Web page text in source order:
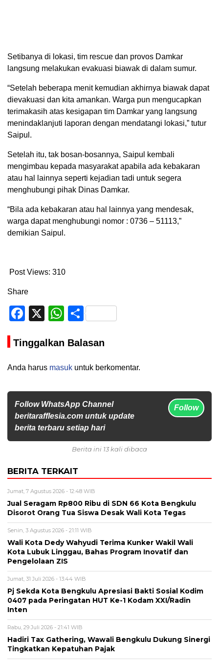
Setibanya di lokasi, tim rescue dan provos Damkar
langsung melakukan evakuasi biawak di dalam sumur.
“Setelah beberapa menit kemudian akhirnya biawak dapat
dievakuasi dan kita amankan. Warga pun mengucapkan
terimakasih atas kesigapan tim Damkar yang langsung
menindaklanjuti laporan dengan mendatangi lokasi,” tutur
Saipul.
Setelah itu, tak bosan-bosannya, Saipul kembali
mengimbau kepada masyarakat apabila ada kebakaran
atau hal lainnya seperti kejadian tadi untuk segera
menghubungi pihak Dinas Damkar.
“Bila ada kebakaran atau hal lainnya yang mendesak,
warga dapat menghubungi nomor : 0736 – 51113,”
demikian Saipul.
Post Views: 310
Share
Facebook
X WhatsApp
Share
Tinggalkan Balasan
Anda harus masuk untuk berkomentar.
Follow WhatsApp Channel
beritarafflesia.com untuk update
berita terbaru setiap hari
Follow
Berita ini 13 kali dibaca
BERITA TERKAIT
Jumat, 7 Agustus 2026 - 12:48 WIB
Jual Seragam Rp800 Ribu di SDN 66 Kota Bengkulu
Disorot Orang Tua Siswa Desak Wali Kota Tegas
Senin, 3 Agustus 2026 - 21:11 WIB
Wali Kota Dedy Wahyudi Terima Kunker Wakil Wali
Kota Lubuk Linggau, Bahas Program Inovatif dan
Pengelolaan ZIS
Jumat, 31 Juli 2026 - 13:44 WIB
Pj Sekda Kota Bengkulu Apresiasi Bakti Sosial Kodim
0407 pada Peringatan HUT Ke-1 Kodam XXI/Radin
Inten
Rabu, 29 Juli 2026 - 21:41 WIB
Hadiri Tax Gathering, Wawali Bengkulu Dukung Sinergi
Tingkatkan Kepatuhan Pajak